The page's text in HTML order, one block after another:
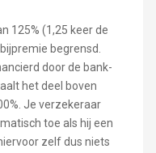
125% (1,25 keer de
begrensd.
door de bank-
het deel boven
Je verzekeraar
toe als hij een
zelf dus niets